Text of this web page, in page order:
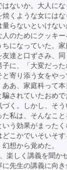
はないか。大人に
焼くような女には
量らないといけな
人のためにクッキ
ちになっていた。
友達と口ずさみ、
子に、「大変だっ
と寄り添う女をや
ああ、家庭科って
騙されていたおめ
づく。しかし、そ
た私は、そんなこ
いう効果がまった
どこかでいそいそ
幻想から覚めた。
楽しく講義を聞か
に先生の講義に向